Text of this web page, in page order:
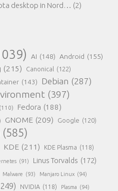
desktop in Nord… (2)
AI (148) Android (155)
(215) Canonical (122)
(143) Debian (287)
(397)
(110) Fedora (188)
GNOME (209) Google (120)
(585)
KDE (211) KDE Plasma (118)
(91) Linus Torvalds (172)
Malware (93) Manjaro Linux (94)
NVIDIA (118) Plasma (94)